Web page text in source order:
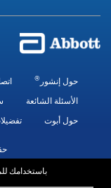
حول إنشور ®
الأسئلة الشائعة
حول أبوت
باستخدامك